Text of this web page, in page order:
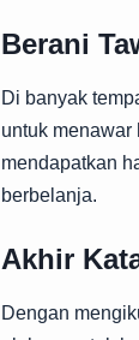
Berani
Di banyak
untuk
mendapatkan
berbelanja.
Akhir
Dengan